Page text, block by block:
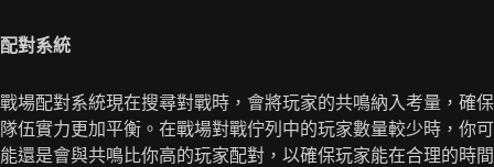
配對系統
戰場配對系統現在搜尋對戰時，會將玩家的共鳴納入考量，確保
隊伍實力更加平衡。在戰場對戰佇列中的玩家數量較少時，你可
能還是會與共鳴比你高的玩家配對，以確保玩家能在合理的時間